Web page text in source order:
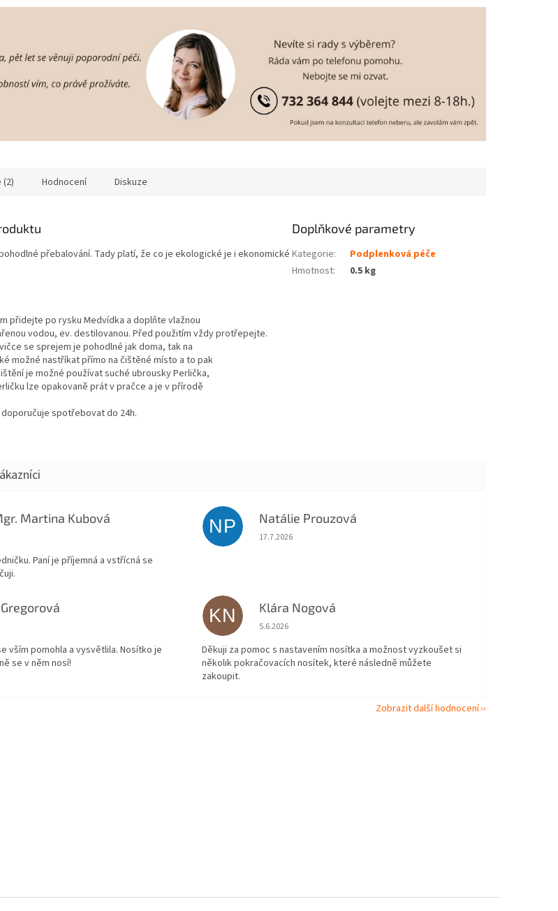
Hodnocení Diskuze
přebalování. Tady platí, že co je ekologické je i ekonomické
přidejte po rysku Medvídka a doplňte vlažnou
vodou, ev. destilovanou. Před použitím vždy protřepejte.
se sprejem je pohodlné jak doma, tak na
možné nastříkat přímo na čištěné místo a to pak
je možné používat suché ubrousky Perlička,
lze opakovaně prát v pračce a je v přírodě
spotřebovat do 24h.
Doplňkové parametry
Kategorie:
Podplenková péče
Hmotnost: 0.5 kg
Martina Kubová
obchodu je 5 z 5 hvězdiček.
Paní je příjemná a vstřícná se
NP Natálie Prouzová
Hodnocení obchodu je 5 z 5 hvězdiček.
17.7.2026
obchodu je 5 z 5 hvězdiček.
vším pomohla a vysvětlila. Nosítko je
se v něm nosí!
KN Klára Nogová
Hodnocení obchodu je 5 z 5 hvězdiček.
5.6.2026
Děkuji za pomoc s nastavením nosítka a možnost vyzkoušet si
několik pokračovacích nosítek, které následně můžete
zakoupit.
Zobrazit další hodnocení